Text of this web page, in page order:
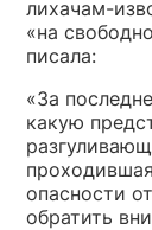
лихачам-
«на
писала:
«За
какую
опасности
обратить